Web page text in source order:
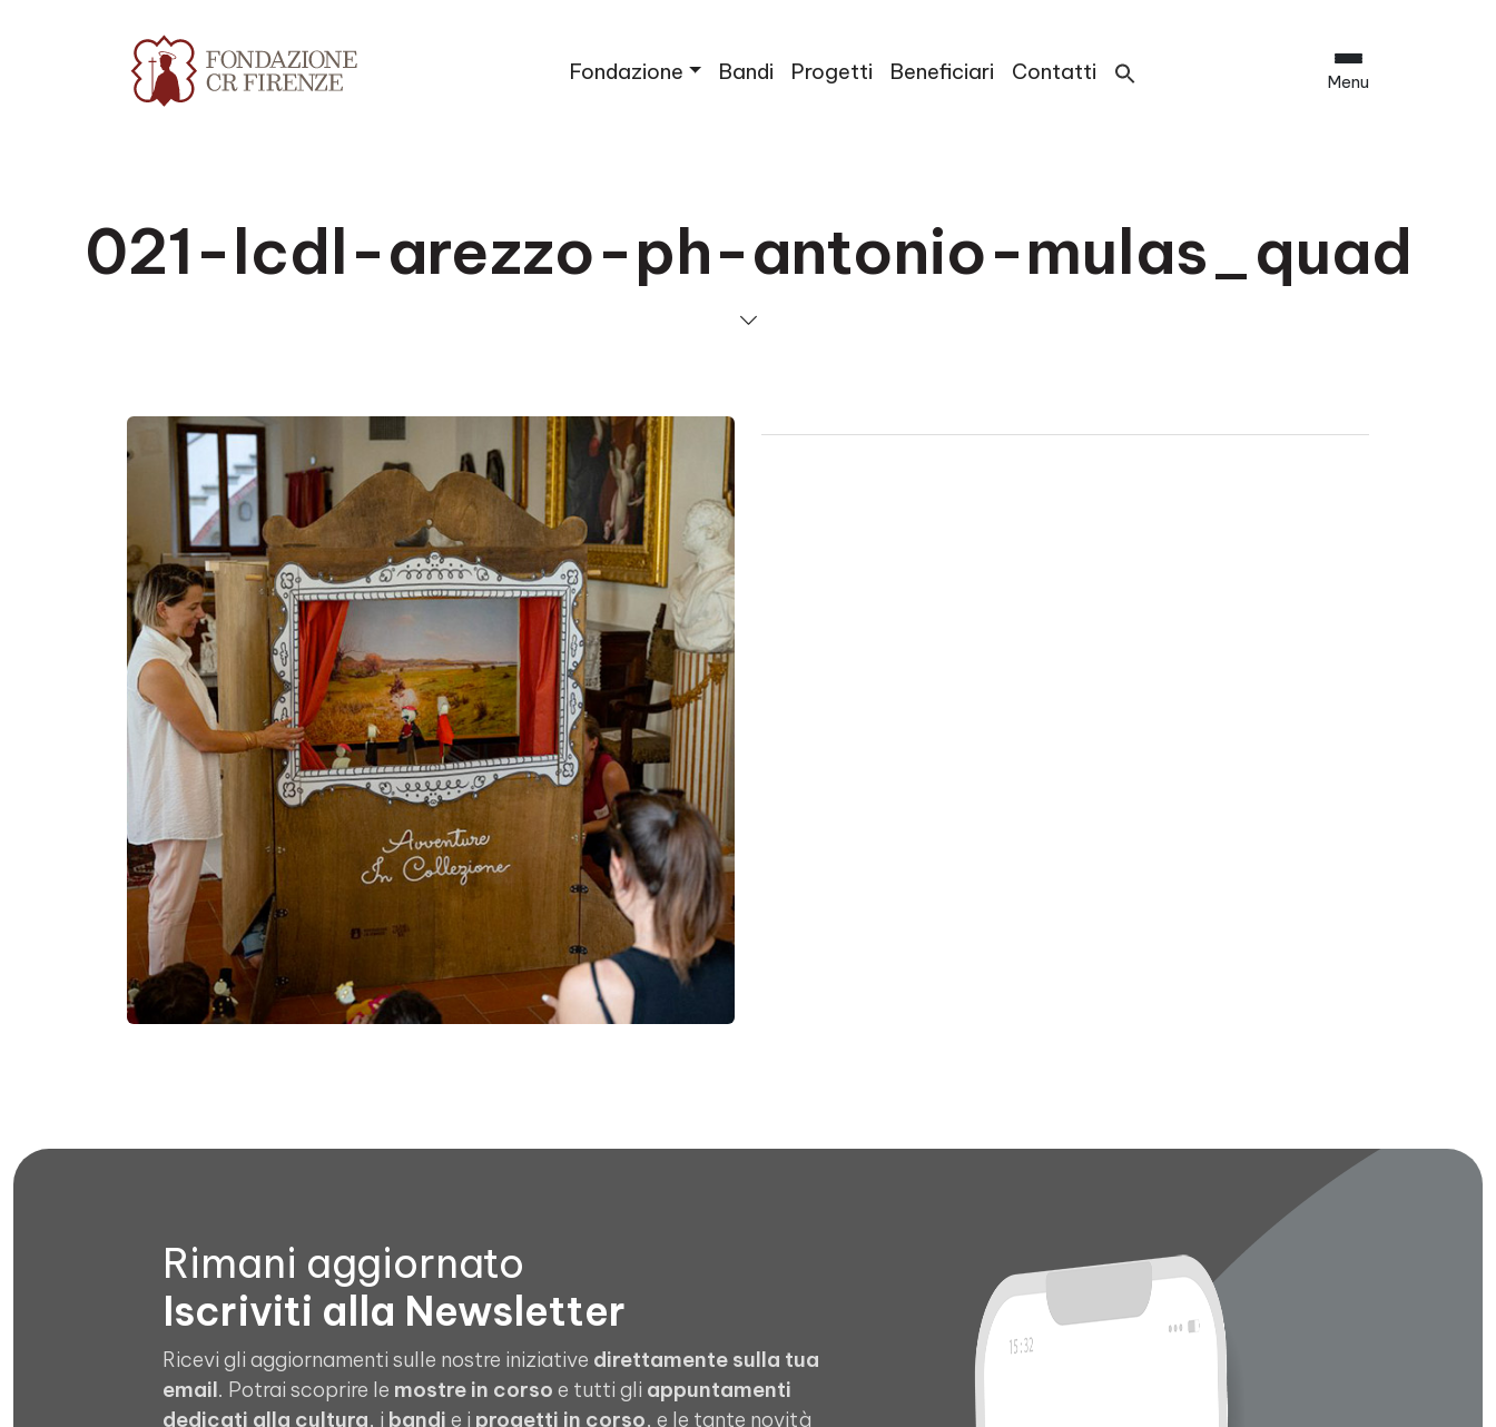
Fondazione Bandi Progetti Beneficiari Contatti Menu
021-lcdl-arezzo-ph-antonio-mulas_quad
Rimani aggiornato
Iscriviti alla Newsletter
Ricevi gli aggiornamenti sulle nostre iniziative direttamente sulla tua
email. Potrai scoprire le mostre in corso e tutti gli appuntamenti
dedicati alla cultura, i bandi e i progetti in corso, e le tante novità